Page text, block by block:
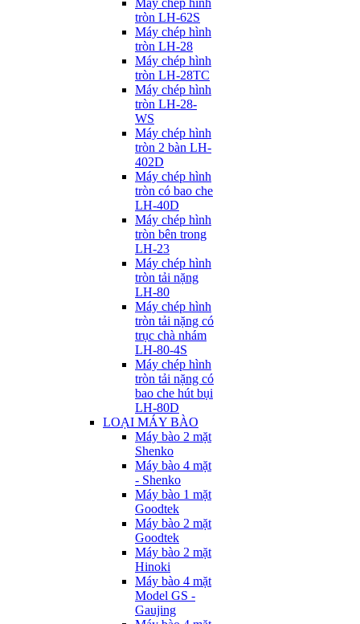
Máy chép hình
tròn LH-62S
Máy chép hình
tròn LH-28
Máy chép hình
tròn LH-28TC
Máy chép hình
tròn LH-28-
WS
Máy chép hình
tròn 2 bàn LH-
402D
Máy chép hình
tròn có bao che
LH-40D
Máy chép hình
tròn bên trong
LH-23
Máy chép hình
tròn tải nặng
LH-80
Máy chép hình
tròn tải nặng có
trục chà nhám
LH-80-4S
Máy chép hình
tròn tải nặng có
bao che hút bụi
LH-80D
LOẠI MÁY BÀO
Máy bào 2 mặt
Shenko
Máy bào 4 mặt
- Shenko
Máy bào 1 mặt
Goodtek
Máy bào 2 mặt
Goodtek
Máy bào 2 mặt
Hinoki
Máy bào 4 mặt
Model GS -
Gaujing